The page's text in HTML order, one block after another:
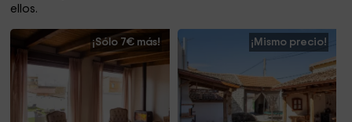
ellos.
¡Sólo 7€ más! ¡Mismo precio!